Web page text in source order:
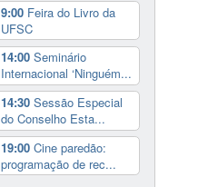
9:00 Feira do Livro da
UFSC
14:00 Seminário
Internacional ‘Ninguém...
14:30 Sessão Especial
do Conselho Esta...
19:00 Cine paredão:
programação de rec...